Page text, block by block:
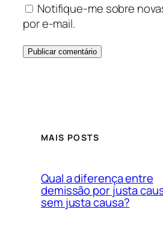
Notifique-me sobre
por e-mail.
MAIS POSTS
Qual a diferença entre
demissão por justa
sem justa causa?